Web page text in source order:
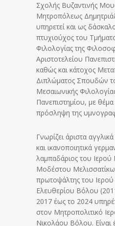
Σχολής Βυζαντινής
Μητροπόλεως
υπηρετεί και ως
πτυχιούχος του
Φιλολογίας της
Αριστοτελείου
καθώς και κάτοχος
Διπλώματος Σπουδών
Μεσαιωνικής
Πανεπιστημίου, με
πρόσληψη της
Γνωρίζει άριστα
και ικανοποιητικά
λαμπαδάριος του
Μοδέστου
πρωτοψάλτης του
Ελευθερίου Βόλου
2017 έως το 2024
στον Μητροπολιτικό
Νικολάου Βόλου. Είναι